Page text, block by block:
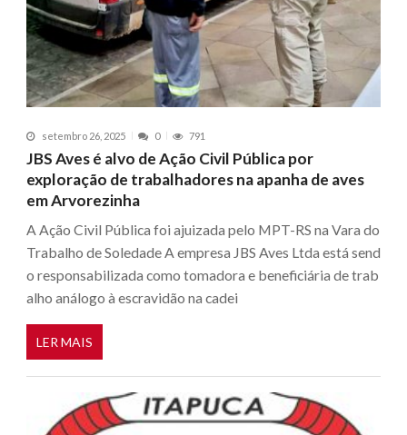
setembro 26, 2025 0 791
JBS Aves é alvo de Ação Civil Pública por
exploração de trabalhadores na apanha de aves
em Arvorezinha
A Ação Civil Pública foi ajuizada pelo MPT-RS na Vara do
Trabalho de Soledade A empresa JBS Aves Ltda está send
o responsabilizada como tomadora e beneficiária de trab
alho análogo à escravidão na cadei
LER MAIS